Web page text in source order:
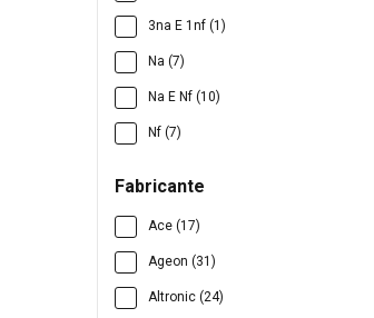
3na E 1nf (1)
Na (7)
Na E Nf (10)
Nf (7)
Fabricante
Ace (17)
Ageon (31)
Altronic (24)